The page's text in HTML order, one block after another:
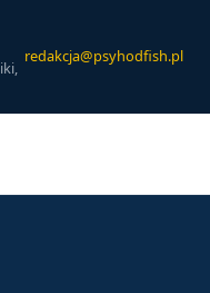
redakcja@psyhodfish.pl